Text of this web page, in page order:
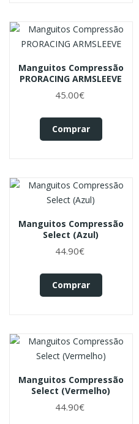
Manguitos Compressão
PRORACING ARMSLEEVE
45.00€
Comprar
Manguitos Compressão
Select (Azul)
44.90€
Comprar
Manguitos Compressão
Select (Vermelho)
44.90€